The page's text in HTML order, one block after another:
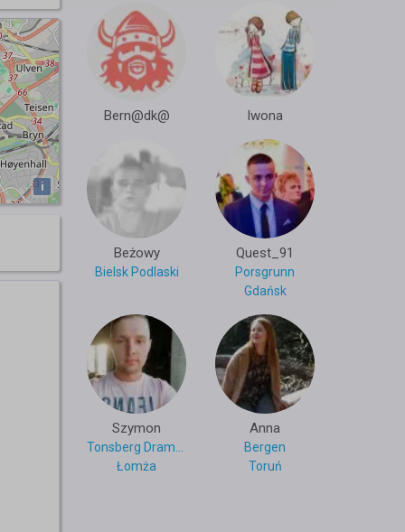
i
Bern@dk@ Iwona
Beżowy
Bielsk Podlaski
Quest_91
Porsgrunn
Gdańsk
Szymon
Łomża
Anna
Bergen
Toruń